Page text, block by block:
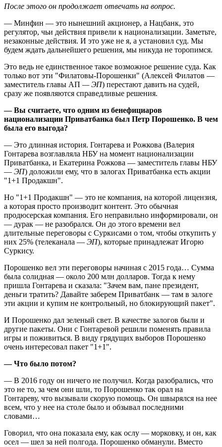
После этого он продолжает отвечать на вопрос.
— Минфин — это нынешний акционер, а Нацбанк, это
регулятор, чьи действия привели к национализации. Заметьте,
незаконные действия. И это уже не я, а установил суд. Мы
будем ждать дальнейшего решения, мы никуда не торопимся.
Это ведь не единственное такое возможное решение суда. Как
только вот эти "Филатовы-Порошенки" (Алексей Филатов —
заместитель главы АП — ЭП) перестают давить на судей,
сразу же появляются справедливые решения.
— Вы считаете, что одним из бенефициаров
национализации Приватбанка был Петр Порошенко. В чем
была его выгода?
— Это длинная история. Гонтарева и Рожкова (Валерия
Гонтарева возглавляла НБУ на момент национализации
Приватбанка, и Екатерина Рожкова — заместитель главы НБУ
— ЭП) доложили ему, что в залогах Приватбанка есть акции
"1+1 Продакшн".
Но "1+1 Продакшн" — это не компания, на которой лицензия,
а которая просто производит контент. Это обычная
продюсерская компания. Его неправильно информировали, он
— дурак — не разобрался. Он до этого времени вел
длительные переговоры с Суркисами о том, чтобы откупить у
них 25% (телеканала — ЭП), которые принадлежат Игорю
Суркису.
Порошенко вел эти переговоры начиная с 2015 года… Сумма
была солидная — около 200 млн долларов. Тогда к нему
пришла Гонтарева и сказала: "Зачем вам, пане президент,
деньги тратить? Давайте заберем Приватбанк — там в залоге
эти акции и купим не контрольный, но блокирующий пакет".
И Порошенко дал зеленый свет. В качестве залогов были и
другие пакеты. Они с Гонтаревой решили поменять правила
игры и поживиться. В виду грядущих выборов Порошенко
очень интересовал пакет "1+1".
—Что было потом?
— В 2016 году он ничего не получил. Когда разобрались, что
это не то, за чем они шли, то Порошенко так орал на
Гонтареву, что вызывали скорую помощь. Он швырялся на нее
всем, что у нее на столе было и обзывал последними
словами…
Говорил, что она показала ему, как ослу — морковку, и он, как
осел — шел за ней полгода. Порошенко обманули. Вместо